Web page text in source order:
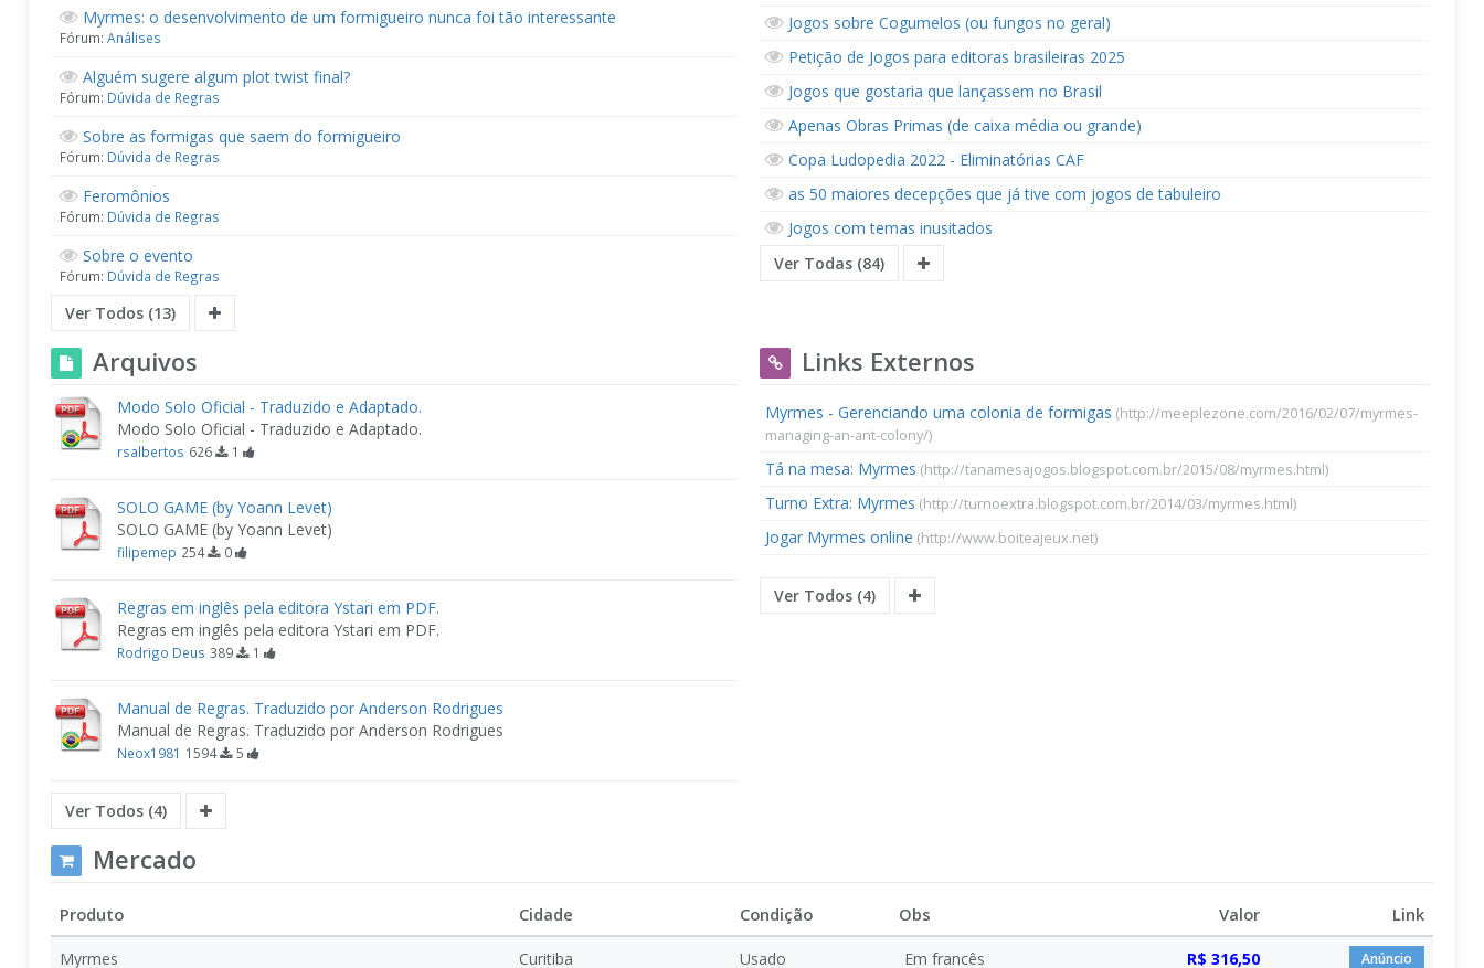
Myrmes: o desenvolvimento de um formigueiro nunca foi tão interessante
Fórum: Análises
Alguém sugere algum plot twist final?
Fórum: Dúvida de Regras
Sobre as formigas que saem do formigueiro
Fórum: Dúvida de Regras
Feromônios
Fórum: Dúvida de Regras
Sobre o evento
Fórum: Dúvida de Regras
Ver Todos (13)
Jogos sobre Cogumelos (ou fungos no geral)
Petição de Jogos para editoras brasileiras 2025
Jogos que gostaria que lançassem no Brasil
Apenas Obras Primas (de caixa média ou grande)
Copa Ludopedia 2022 - Eliminatórias CAF
as 50 maiores decepções que já tive com jogos de tabuleiro
Jogos com temas inusitados
Ver Todas (84)
Arquivos
Modo Solo Oficial - Traduzido e Adaptado.
Modo Solo Oficial - Traduzido e Adaptado.
rsalbertos 626 1
SOLO GAME (by Yoann Levet)
SOLO GAME (by Yoann Levet)
filipemep 254 0
Regras em inglês pela editora Ystari em PDF.
Regras em inglês pela editora Ystari em PDF.
Rodrigo Deus 389 1
Manual de Regras. Traduzido por Anderson Rodrigues
Manual de Regras. Traduzido por Anderson Rodrigues
Neox1981 1594 5
Ver Todos (4)
Links Externos
Myrmes - Gerenciando uma colonia de formigas (http://meeplezone.com/2016/02/07/myrmes-
managing-an-ant-colony/)
Tá na mesa: Myrmes (http://tanamesajogos.blogspot.com.br/2015/08/myrmes.html)
Turno Extra: Myrmes (http://turnoextra.blogspot.com.br/2014/03/myrmes.html)
Jogar Myrmes online (http://www.boiteajeux.net)
Ver Todos (4)
Mercado
Produto Cidade Condição Obs Valor Link
Myrmes Curitiba Usado Em francês R$ 316,50 Anúncio